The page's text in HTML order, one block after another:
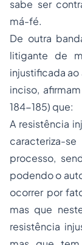
sabe ser
má-fé.
De outra
litigante de
injustificada
inciso,
184-185) que:
A resistência
caracteriza-
processo,
podendo o
ocorrer por
mas que
resistência